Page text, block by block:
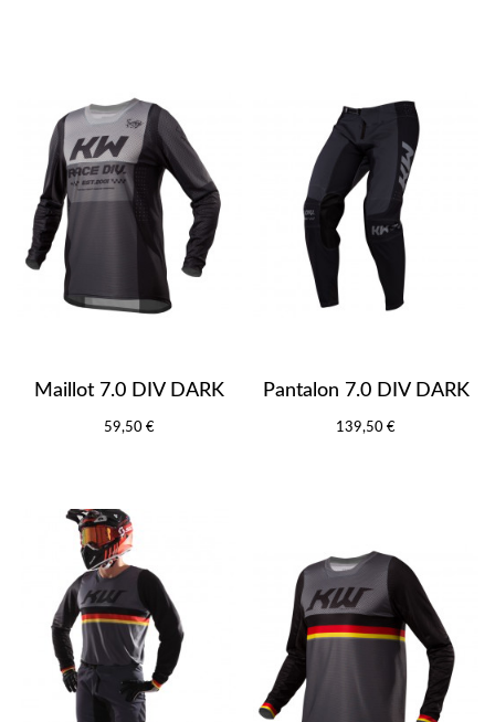
Maillot 7.0 DIV DARK
59,50 €
Pantalon 7.0 DIV DARK
139,50 €